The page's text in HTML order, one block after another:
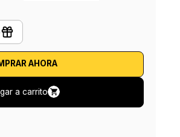
AHORA
a carrito